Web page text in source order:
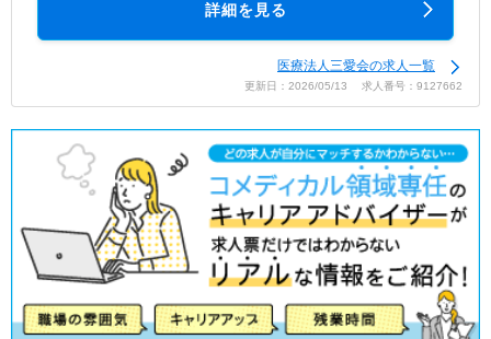
詳細を見る
医療法人三愛会の求人一覧
更新日：2026/05/13 求人番号：9127662